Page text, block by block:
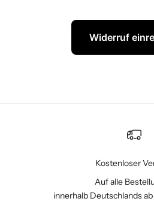
Widerruf
Kostenloser
Auf alle
innerhalb Deutschlands